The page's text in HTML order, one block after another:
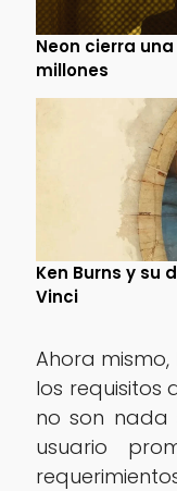
Neon cierra
millones
Ken Burns y su
Vinci
Ahora
los requisitos
no son nada
usuario